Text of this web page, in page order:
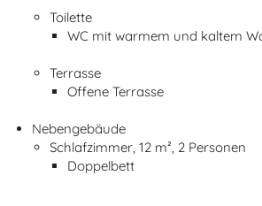
Toilette
WC mit warmem und kaltem
Terrasse
Offene Terrasse
Nebengebäude
Schlafzimmer, 12 m², 2 Personen
Doppelbett